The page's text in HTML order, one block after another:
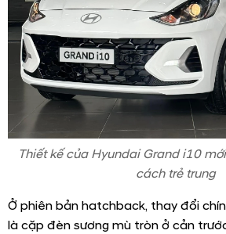
Thiết kế của Hyundai Grand i10
cách trẻ trung
Ở phiên bản hatchback, thay đổi
là cặp đèn sương mù tròn ở cản